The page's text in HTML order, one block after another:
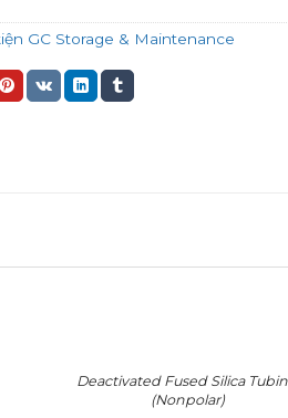
GC Storage & Maintenance
Deactivated Fused Silica
(Nonpolar)